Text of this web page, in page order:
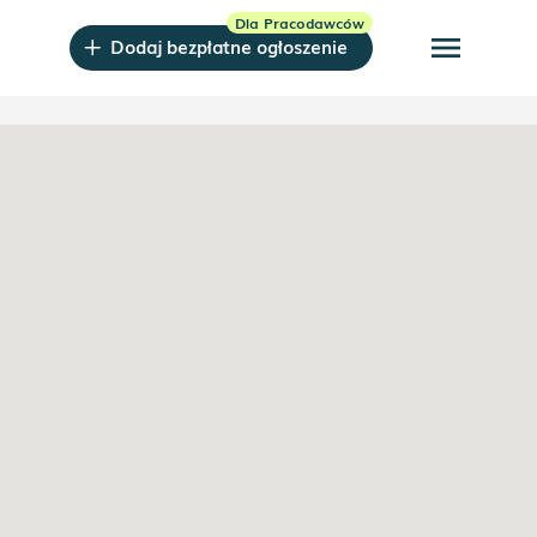
Dodaj bezpłatne ogłoszenie menu